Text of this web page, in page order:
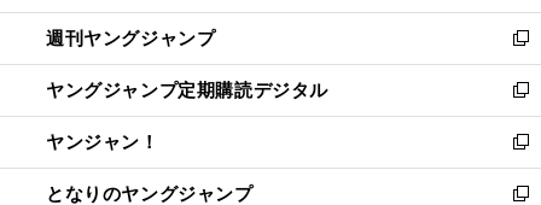
開
く
ウ
で
開
く
ン
ド
ウ
で
開
く
ウ
ィ
ン
ド
ウ
で
開
く
週刊ヤングジャンプ
新
し
い
ウ
ィ
ン
ド
ヤングジャンプ定期購読デジタル
新
し
い
ウ
ィ
ヤンジャン！
新
し
い
となりのヤングジャンプ
新